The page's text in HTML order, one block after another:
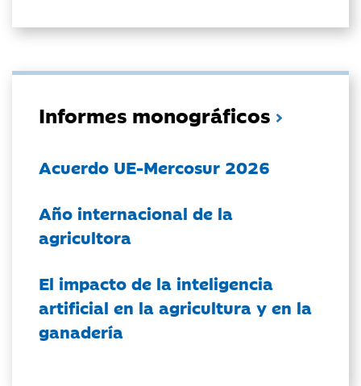
Informes monográficos
Acuerdo UE-Mercosur 2026
Año internacional de la
agricultora
El impacto de la inteligencia
artificial en la agricultura y en la
ganadería